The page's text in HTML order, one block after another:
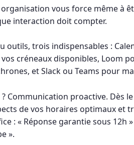
vous force même à
interaction doit compter.
outils, trois indispensables :
créneaux disponibles, Loom
et Slack ou Teams pour
? Communication proactive. Dès
de vos horaires optimaux et
: « Réponse garantie sous 12h
».